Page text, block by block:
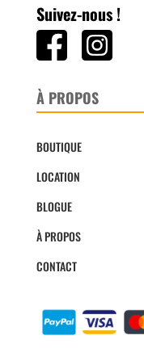
Suivez-nous !
À PROPOS
BOUTIQUE
LOCATION
BLOGUE
À PROPOS
CONTACT